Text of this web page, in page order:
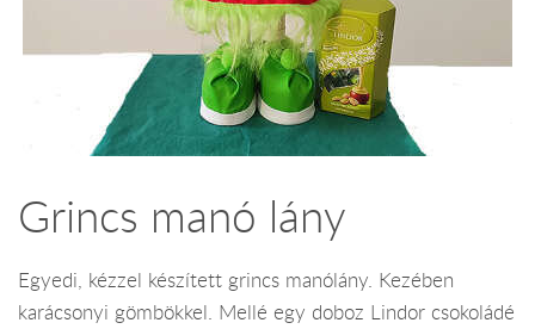
Grincs manó lány
Egyedi, kézzel készített grincs manólány. Kezében
karácsonyi gömbökkel. Mellé egy doboz Lindor csokoládé